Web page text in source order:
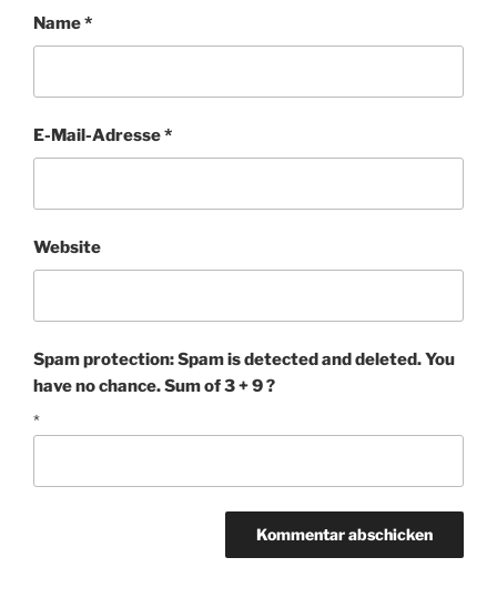
Name*
E-Mail-Adresse*
Website
Spam protection: Spam is detected and deleted. You
have no chance. Sum of 3 + 9 ?
*